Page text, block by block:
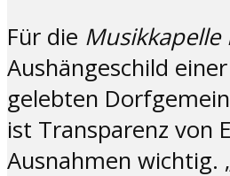
Für die
Aushängeschild
gelebten
ist Transparenz von
Ausnahmen wichtig.